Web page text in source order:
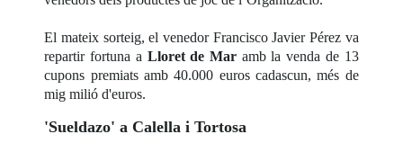
El mateix sorteig, el venedor Francisco Javier Pérez va
repartir fortuna a Lloret de Mar amb la venda de 13
cupons premiats amb 40.000 euros cadascun, més de
mig milió d'euros.
'Sueldazo' a Calella i Tortosa